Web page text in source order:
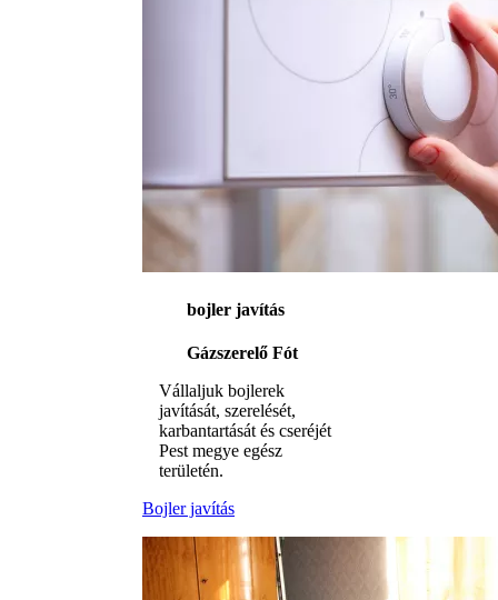
bojler javítás
Gázszerelő Fót
Vállaljuk bojlerek
javítását, szerelését,
karbantartását és cseréjét
Pest megye egész
területén.
Bojler javítás